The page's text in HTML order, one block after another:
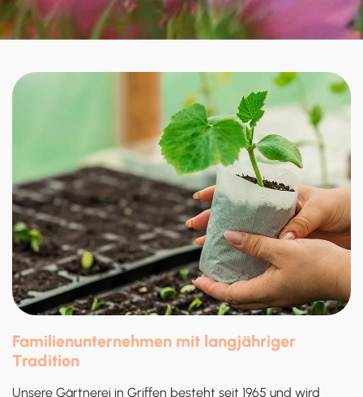
Familienunternehmen mit langjähriger
Tradition
Unsere Gärtnerei in Griffen besteht seit 1965 und wird